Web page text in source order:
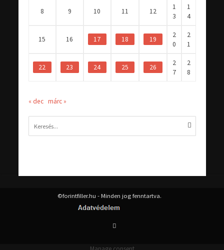
8 9 10 11 12
1
3
1
4
15 16 17 18 19
2
0
2
1
22 23 24 25 26
2
7
2
8
« dec márc »
©forintfiller.hu - Minden jog fenntartva.